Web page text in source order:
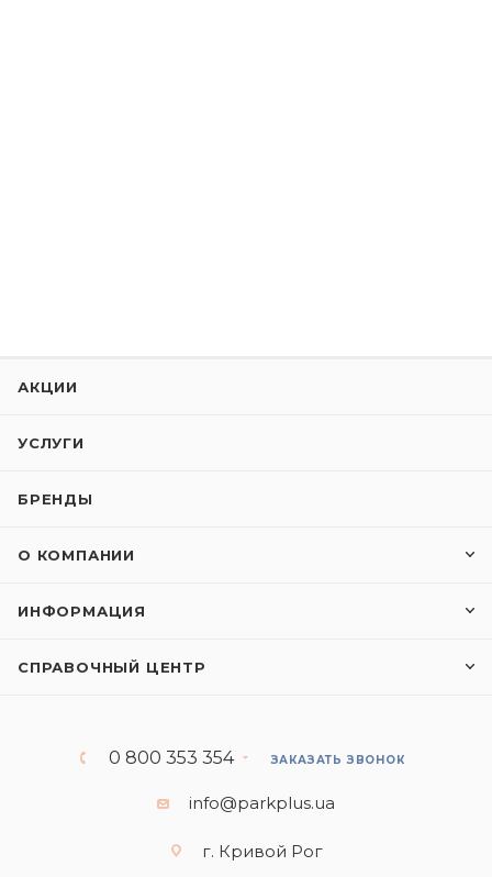
АКЦИИ
УСЛУГИ
БРЕНДЫ
О КОМПАНИИ
ИНФОРМАЦИЯ
СПРАВОЧНЫЙ ЦЕНТР
0 800 353 354 ЗАКАЗАТЬ ЗВОНОК
info@parkplus.ua
г. Кривой Рог